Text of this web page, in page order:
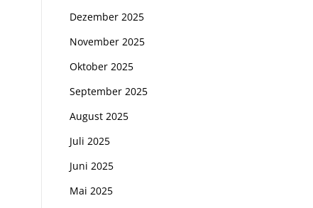
Dezember 2025
November 2025
Oktober 2025
September 2025
August 2025
Juli 2025
Juni 2025
Mai 2025